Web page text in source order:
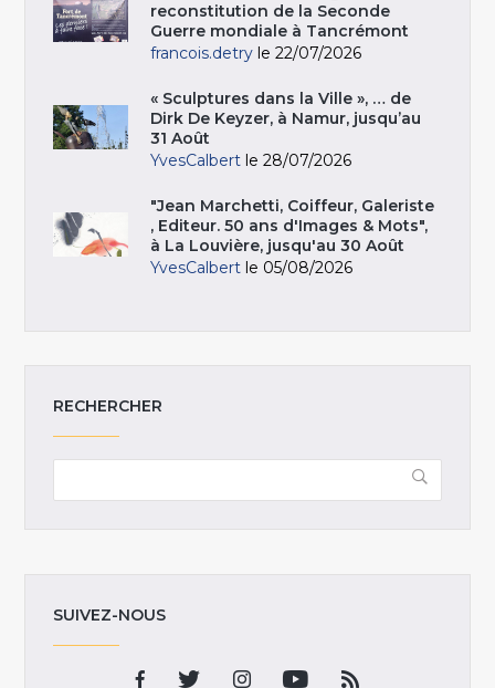
reconstitution de la Seconde
Guerre mondiale à Tancrémont
francois.detry le 22/07/2026
« Sculptures dans la Ville », … de
Dirk De Keyzer, à Namur, jusqu’au
31 Août
YvesCalbert le 28/07/2026
"Jean Marchetti, Coiffeur, Galeriste
, Editeur. 50 ans d'Images & Mots",
à La Louvière, jusqu'au 30 Août
YvesCalbert le 05/08/2026
RECHERCHER
SUIVEZ-NOUS